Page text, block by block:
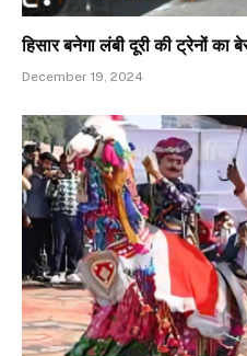
हिसार बनेगा लंबी दूरी की ट्रेनों का
December 19, 2024